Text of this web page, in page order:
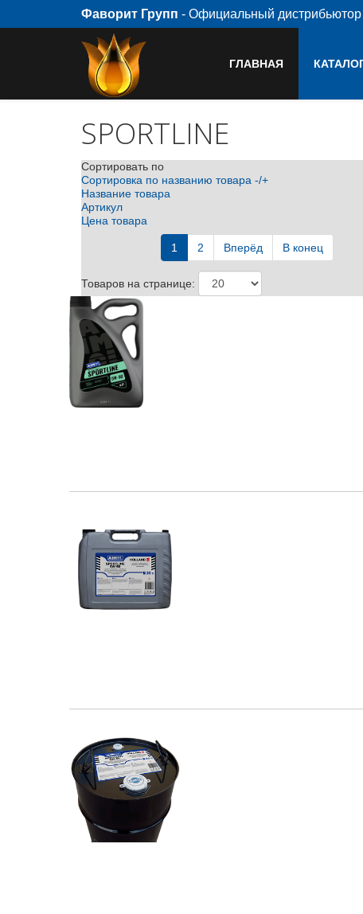
Фаворит Групп - Официальный дистрибьютор
ГЛАВНАЯ
SPORTLINE
Сортировать по
Сортировка по названию товара -/+
Название товара
Артикул
Цена товара
1 2 Вперёд В конец
Товаров на странице: